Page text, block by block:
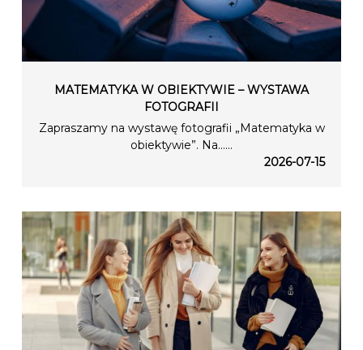
MATEMATYKA W OBIEKTYWIE – WYSTAWA
FOTOGRAFII
Zapraszamy na wystawę fotografii „Matematyka w
obiektywie”. Na…...
2026-07-15